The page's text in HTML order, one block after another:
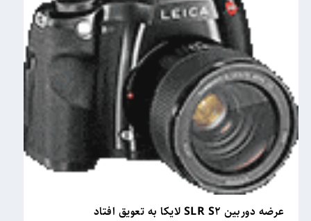
عرضه دوربین SLR S2 لایکا به تعویق افتاد